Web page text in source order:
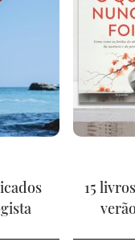
15